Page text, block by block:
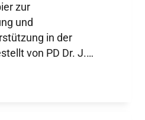
zur
und
in der
von PD Dr. J.